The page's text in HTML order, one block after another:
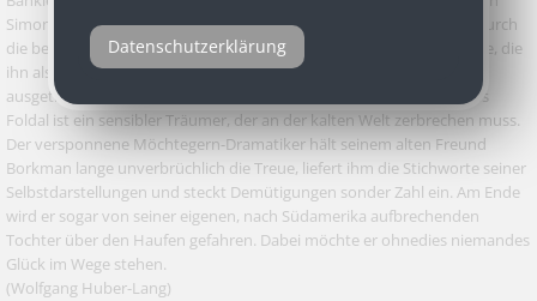
Simon Stones Akademietheater-Inszenierung erhält Foldal jedoch durch
die bewegende Interpretation von Roland Koch eine tragische Größe, die
ihn als einzigen echten Verlierer dieses in einer Schneelandschaft
ausgetragenen Theaters der Grausamkeiten ausweist. Roland Kochs
Foldal ist ein sensibler Träumer, der an der kalten Welt zerbrechen muss.
Der versponnene Möchtegern-Dramatiker hält seinem alten Freund
Borkman lange unverbrüchlich die Treue, liefert ihm die Stichworte seiner
Selbstdarstellungen und steckt Demütigungen sonder Zahl ein. Am Ende
wird er sogar von seiner eigenen, nach Südamerika aufbrechenden
Tochter über den Haufen gefahren. Dabei möchte er ohnedies niemandes
Glück im Wege stehen.
(Wolfgang Huber-Lang)
Datenschutzerklärung